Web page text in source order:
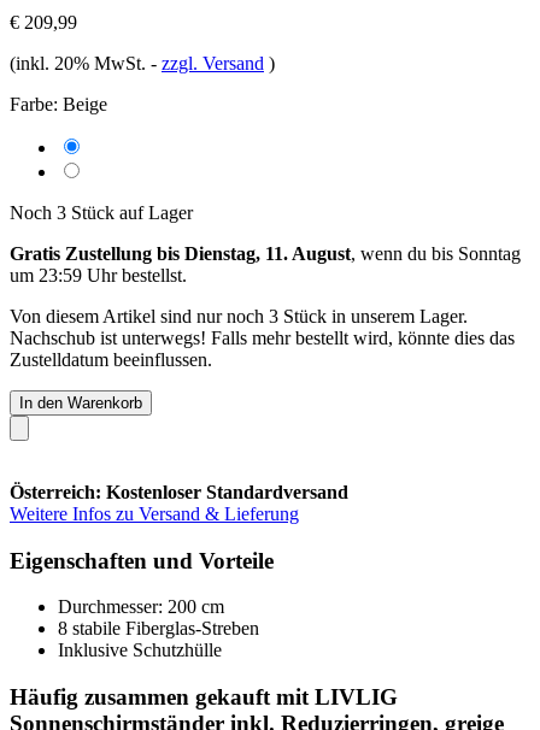
€ 209,99
(inkl. 20% MwSt. - zzgl. Versand )
Farbe: Beige
Noch 3 Stück auf Lager
Gratis Zustellung bis Dienstag, 11. August, wenn du bis Sonntag
um 23:59 Uhrbestellst.
Von diesem Artikel sind nur noch 3 Stück in unserem Lager.
Nachschub ist unterwegs! Falls mehr bestellt wird, könnte dies das
Zustelldatum beeinflussen.
In den Warenkorb
Österreich: Kostenloser Standardversand
Weitere Infos zu Versand & Lieferung
Eigenschaften und Vorteile
Durchmesser: 200 cm
8 stabile Fiberglas-Streben
Inklusive Schutzhülle
Häufig zusammen gekauft mit LIVLIG
Sonnenschirmständer inkl. Reduzierringen, greige